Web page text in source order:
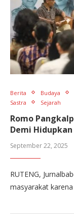
Berita Budaya
Sastra
Sejarah
Romo
Demi
September 22, 2025
RUTENG,
masyarakat